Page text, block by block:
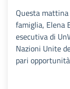
Questa
famiglia, Elena
esecutiva di
Nazioni Unite
pari